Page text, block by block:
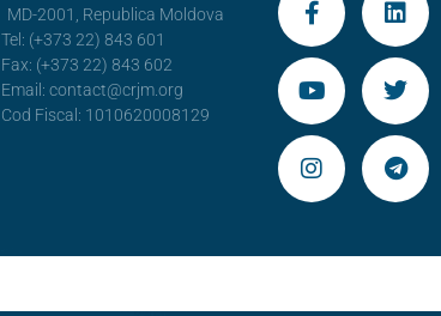
MD-2001, Republica Moldova
Tel: (+373 22) 843 601
Fax: (+373 22) 843 602
Email: contact@crjm.org
Cod Fiscal: 1010620008129